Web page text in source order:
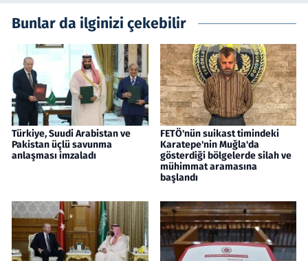
Bunlar da ilginizi çekebilir
Türkiye, Suudi Arabistan ve
Pakistan üçlü savunma
anlaşması imzaladı
FETÖ'nün suikast timindeki
Karatepe'nin Muğla'da
gösterdiği bölgelerde silah ve
mühimmat aramasına
başlandı